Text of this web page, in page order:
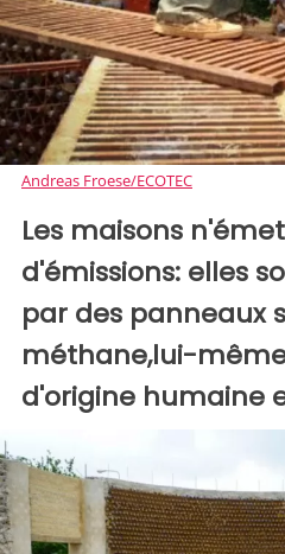
Andreas Froese/ECOTEC
Les maisons
d'émissions: elles
par des panneaux
méthane,lui-
d'origine humaine